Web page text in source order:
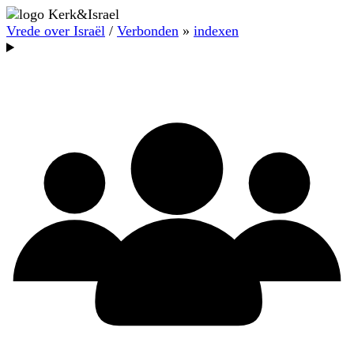
Vrede over Israël / Verbonden » indexen